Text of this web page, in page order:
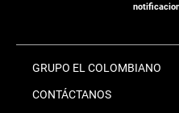
GRUPO EL COLOMBIANO
CONTÁCTANOS